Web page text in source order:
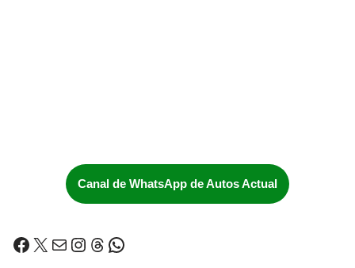
Canal de WhatsApp de Autos Actual